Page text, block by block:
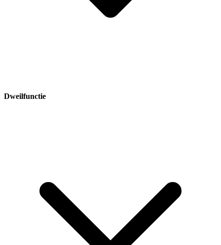
Dweilfunctie